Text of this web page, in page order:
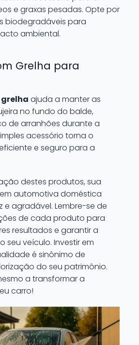
e graxas pesadas. Opte por
biodegradáveis para
ambiental.
Grelha para
ajuda a manter as
no fundo do balde,
de arranhões durante a
acessório torna o
e seguro para a
destes produtos, sua
automotiva doméstica
e agradável. Lembre-se de
de cada produto para
resultados e garantir a
seu veículo. Investir em
é sinônimo de
do seu patrimônio.
a transformar a
carro!